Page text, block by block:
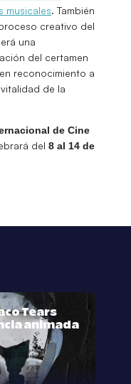
musicales. También
creativo del
una
del certamen
reconocimiento a
de la
de Cine
del 8 al 14 de
Tears
animada